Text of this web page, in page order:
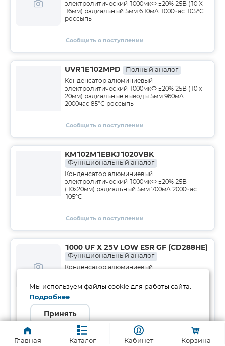
электролитический 1000мкФ ±20% 25В (10 X
16мм) радиальный 5мм 610мА 1000час 105°С
россыпь
Сообщить о поступлении
UVR1E102MPD Полный аналог
Конденсатор алюминиевый
электролитический 1000мкФ ±20% 25В (10 х
20мм) радиальные выводы 5мм 960мА
2000час 85°С россыпь
Сообщить о поступлении
KM102M1EBKJ1020VBK
Функциональный аналог
Конденсатор алюминиевый
электролитический 1000мкФ ±20% 25В
(10х20мм) радиальный 5мм 700мА 2000час
105°C
Сообщить о поступлении
1000 UF Х 25V LOW ESR GF (CD288HE)
Функциональный аналог
Конденсатор алюминиевый
2000час 105°С пониженный ESR
Сообщить о поступлении
EEUEB1E102 Функциональный аналог
Главная Каталог Кабинет Корзина
Мы используем файлы cookie для работы сайта.
Подробнее
Принять